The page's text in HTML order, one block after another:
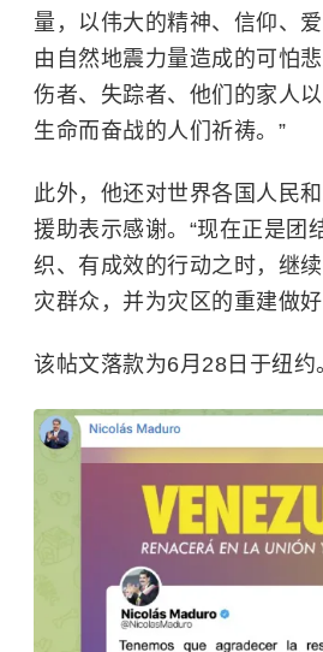
量，以伟大的精神、信仰、
由自然地震力量造成的可怕
伤者、失踪者、他们的家人
生命而奋战的人们祈祷。”
此外，他还对世界各国人民
援助表示感谢。“现在正是团
织、有成效的行动之时，继
灾群众，并为灾区的重建做
该帖文落款为6月28日于纽约